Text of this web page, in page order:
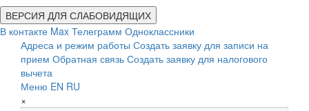
ВЕРСИЯ ДЛЯ СЛАБОВИДЯЩИХ
В контакте Max Телеграмм Одноклассники
Адреса и режим работы Создать заявку для записи на
прием Обратная связь Создать заявку для налогового
вычета
Меню EN RU
×